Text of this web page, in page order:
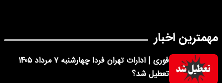
مهمترین اخبار
فوری | ادارات تهران فردا چهارشنبه ۷ مرداد ۱۴۰۵
تعطیل شد؟